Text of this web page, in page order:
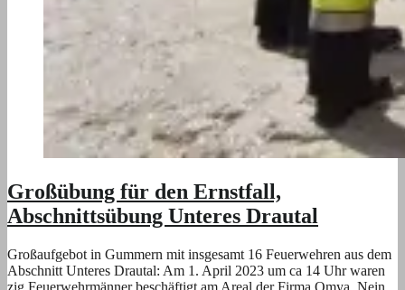
Großübung für den Ernstfall,
Abschnittsübung Unteres Drautal
Großaufgebot in Gummern mit insgesamt 16 Feuerwehren aus dem
Abschnitt Unteres Drautal: Am 1. April 2023 um ca 14 Uhr waren
zig Feuerwehrmänner beschäftigt am Areal der Firma Omya. Nein,